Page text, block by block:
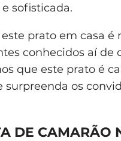
sofisticada.
este prato em casa
conhecidos aí de
que este prato é
surpreenda os
DE CAMARÃO